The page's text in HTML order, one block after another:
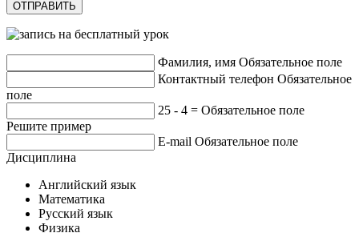
Фамилия, имя Обязательное поле
Контактный телефон Обязательное
поле
25 - 4 = Обязательное поле
Решите пример
E-mail Обязательное поле
Дисциплина
Английский язык
Математика
Русский язык
Физика